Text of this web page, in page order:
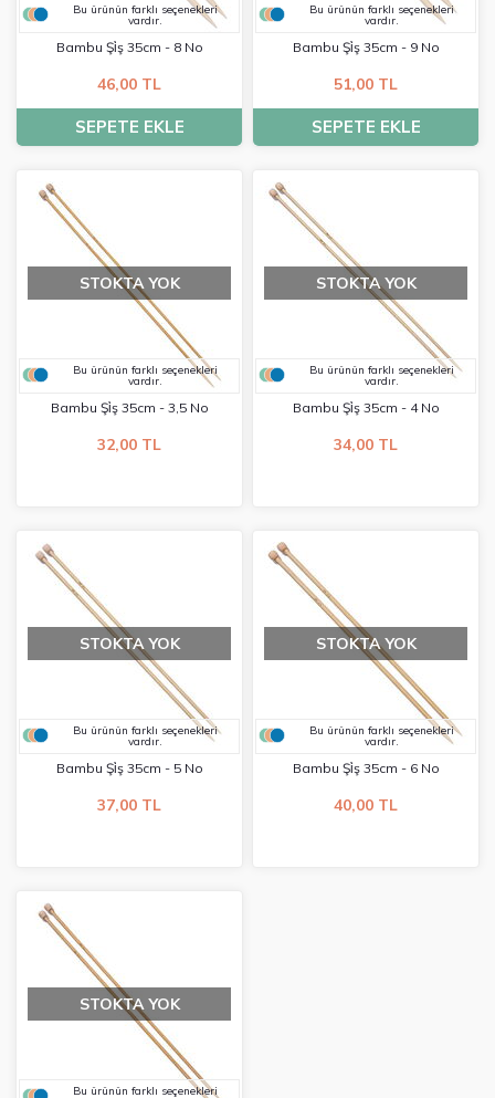
Bu ürünün farklı seçenekleri
vardır.
Bambu Şi̇ş 35cm - 8 No
46,00 TL
SEPETE EKLE
Bu ürünün farklı seçenekleri
vardır.
Bambu Şi̇ş 35cm - 9 No
51,00 TL
SEPETE EKLE
STOKTA YOK
Bu ürünün farklı seçenekleri
vardır.
Bambu Şi̇ş 35cm - 3,5 No
32,00 TL
STOKTA YOK
Bu ürünün farklı seçenekleri
vardır.
Bambu Şi̇ş 35cm - 4 No
34,00 TL
STOKTA YOK
Bu ürünün farklı seçenekleri
vardır.
Bambu Şi̇ş 35cm - 5 No
37,00 TL
STOKTA YOK
Bu ürünün farklı seçenekleri
vardır.
Bambu Şi̇ş 35cm - 6 No
40,00 TL
STOKTA YOK
Bu ürünün farklı seçenekleri